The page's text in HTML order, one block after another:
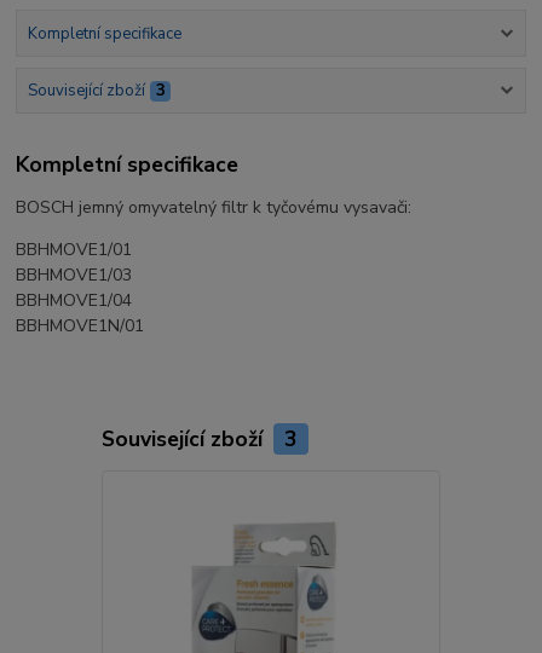
Kompletní specifikace
Související zboží 3
Kompletní specifikace
BOSCH jemný omyvatelný filtr k tyčovému vysavači:
BBHMOVE1/01
BBHMOVE1/03
BBHMOVE1/04
BBHMOVE1N/01
Související zboží 3